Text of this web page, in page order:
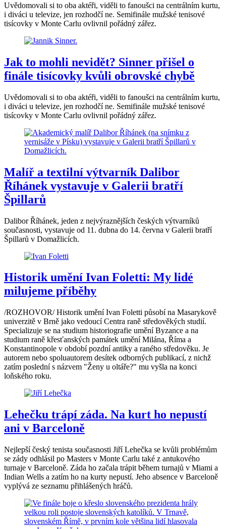
Uvědomovali si to oba aktéři, viděli to fanoušci na centrálním kurtu,
i diváci u televize, jen rozhodčí ne. Semifinále mužské tenisové
tisícovky v Monte Carlu ovlivnil pořádný zářez.
Jak to mohli nevidět? Sinner přišel o
finále tisícovky kvůli obrovské chybě
Uvědomovali si to oba aktéři, viděli to fanoušci na centrálním kurtu,
i diváci u televize, jen rozhodčí ne. Semifinále mužské tenisové
tisícovky v Monte Carlu ovlivnil pořádný zářez.
Malíř a textilní výtvarník Dalibor
Říhánek vystavuje v Galerii bratří
Špillarů
Dalibor Říhánek, jeden z nejvýraznějších českých výtvarníků
současnosti, vystavuje od 11. dubna do 14. června v Galerii bratří
Špillarů v Domažlicích.
Historik umění Ivan Foletti: My lidé
milujeme příběhy
/ROZHOVOR/ Historik umění Ivan Foletti působí na Masarykově
univerzitě v Brně jako vedoucí Centra raně středověkých studií.
Specializuje se na studium historiografie umění Byzance a na
studium raně křesťanských památek umění Milána, Říma a
Konstantinopole v období pozdní antiky a raného středověku. Je
autorem nebo spoluautorem desítek odborných publikací, z nichž
zatím poslední s názvem "Ženy u oltáře?" mu vyšla na konci
loňského roku.
Lehečku trápí záda. Na kurt ho nepustí
ani v Barceloně
Nejlepší český tenista současnosti Jiří Lehečka se kvůli problémům
se zády odhlásil po Masters v Monte Carlu také z antukového
turnaje v Barceloně. Záda ho začala trápit během turnajů v Miami a
Indian Wells a zatím ho na kurty nepustí. Jeho absence v Barceloně
vyplývá ze seznamu přihlášených hráčů.